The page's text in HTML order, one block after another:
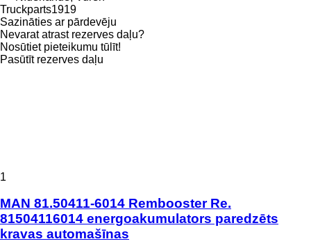
Truckparts1919
Sazināties ar pārdevēju
Nevarat atrast rezerves daļu?
Nosūtiet pieteikumu tūlīt!
Pasūtīt rezerves daļu
1
MAN 81.50411-6014 Rembooster Re.
81504116014 energoakumulators paredzēts
kravas automašīnas